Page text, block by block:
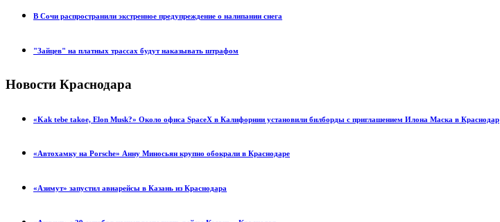
В Сочи распространили экстренное предупреждение о налипании снега
"Зайцев" на платных трассах будут наказывать штрафом
Новости Краснодара
«Kak tebe takoe, Elon Musk?» Около офиса SpaceX в Калифорнии установили билборды с приглашением Илона Маска в Краснодар
«Автохамку на Porsche» Анну Миносьян крупно обокрали в Краснодаре
«Азимут» запустил авиарейсы в Казань из Краснодара